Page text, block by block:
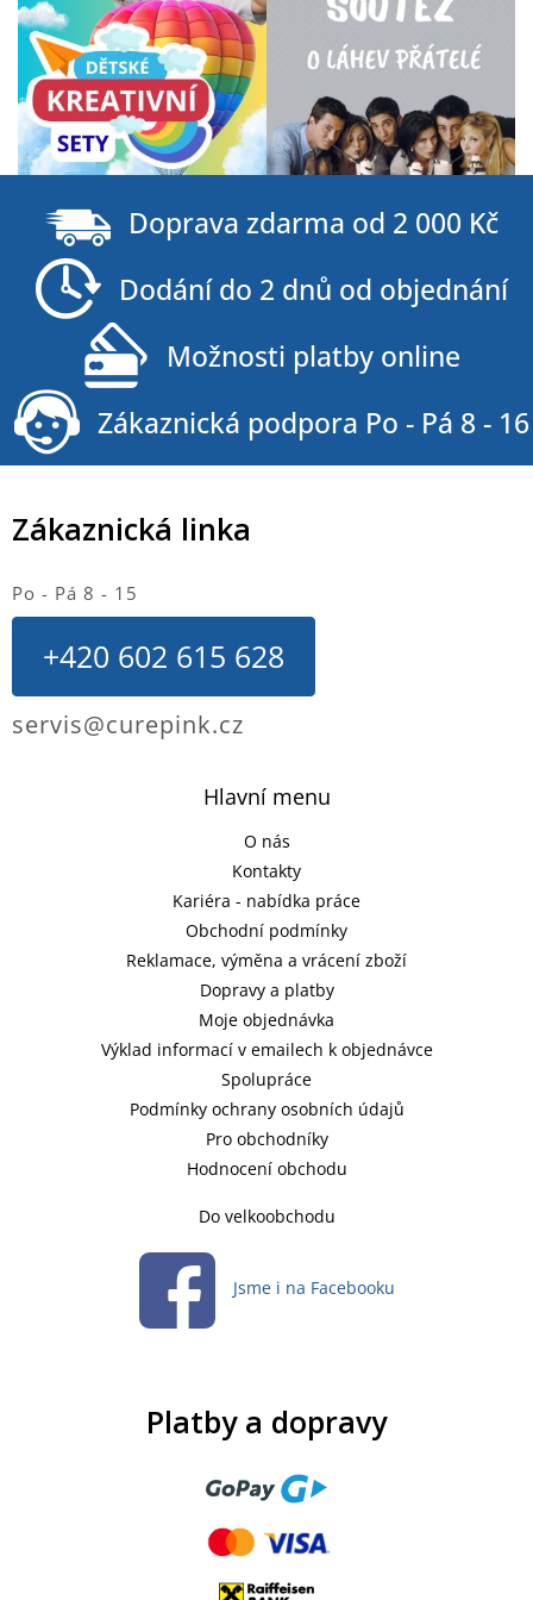
Z
Hlavní menu
O nás
Kontakty
Kariéra - nabídka práce
Obchodní podmínky
Reklamace, výměna a vrácení zboží
Dopravy a platby
Moje objednávka
Výklad informací v emailech k objednávce
Spolupráce
Podmínky ochrany osobních údajů
Pro obchodníky
Hodnocení obchodu
Do velkoobchodu
Jsme i na Facebooku
Zákaznická linka
Po - Pá 8 - 15
+420 602 615 628
servis@curepink.cz
Platby a dopravy
Doprava zdarma od 2 000 Kč
Dodání do 2 dnů od objednání
Možnosti platby online
Zákaznická podpora Po - Pá 8 - 16